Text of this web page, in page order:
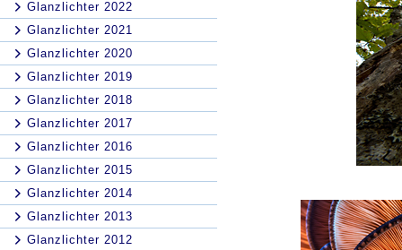
Glanzlichter 2022
Glanzlichter 2021
Glanzlichter 2020
Glanzlichter 2019
Glanzlichter 2018
Glanzlichter 2017
Glanzlichter 2016
Glanzlichter 2015
Glanzlichter 2014
Glanzlichter 2013
Glanzlichter 2012